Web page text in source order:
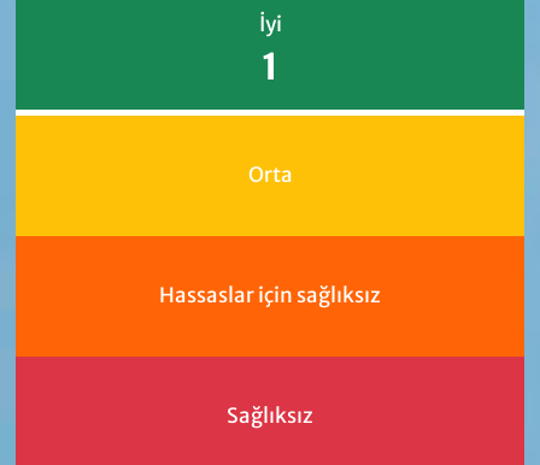
İyi
1
Orta
Hassaslar için sağlıksız
Sağlıksız